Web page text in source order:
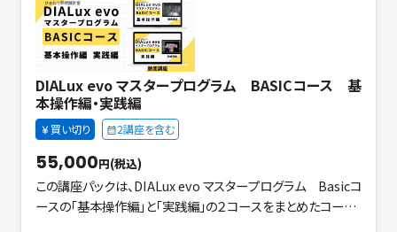
DIALux evo マスタープログラム BASICコース 基
本操作編・実践編
買い切り 2講座を含む
55,000円(税込)
この講座パックは、DIALux evo マスタープログラム Basicコ
ースの「基本操作編」と「実践編」の２コースをまとめたコース